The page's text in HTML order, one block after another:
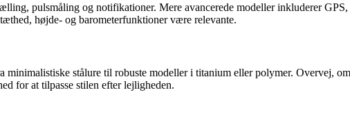
pulsmåling og notifikationer. Mere avancerede modeller inkluderer
højde- og barometerfunktioner være relevante.
minimalistiske stålure til robuste modeller i titanium eller polymer. Overvej,
for at tilpasse stilen efter lejligheden.